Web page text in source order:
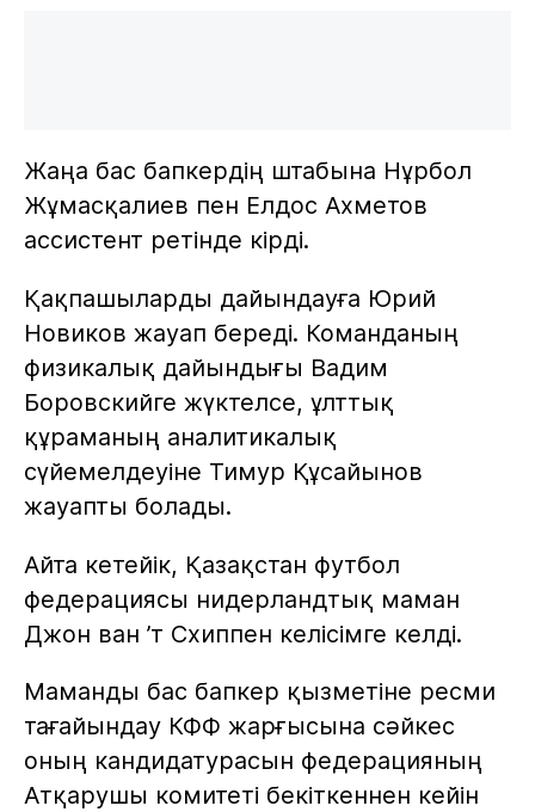
Жаңа бас бапкердің штабына Нұрбол
Жұмасқалиев пен Елдос Ахметов
ассистент ретінде кірді.
Қақпашыларды дайындауға Юрий
Новиков жауап береді. Команданың
физикалық дайындығы Вадим
Боровскийге жүктелсе, ұлттық
құраманың аналитикалық
сүйемелдеуіне Тимур Құсайынов
жауапты болады.
Айта кетейік, Қазақстан футбол
федерациясы нидерландтық маман
Джон ван ’т Схиппен келісімге келді.
Маманды бас бапкер қызметіне ресми
тағайындау КФФ жарғысына сәйкес
оның кандидатурасын федерацияның
Атқарушы комитеті бекіткеннен кейін